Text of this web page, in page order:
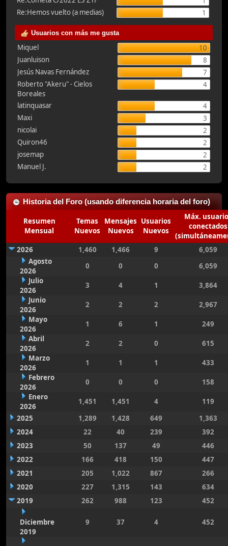
Re:Hemos vuelto (a medias)
1
Usuarios con más me gusta
Miquel
10
Juanluison
8
Jesús Navas Fernández
7
Roberto "Akeru" - Cielos
Boreales
4
latinquasar
4
Maxi
3
nicolai
2
Quiron46
2
josemap
2
Manuel J.
2
Historia del Foro (usando diferencia horaria del foro)
Resumen
Mensual
Temas
Nuevos
Mensajes
Nuevos
Usuarios
Nuevos
Máx.
conectados
2026
1,460 1,466 9
6,059
Agosto
2026
0 0 0
6,059
Julio
2026
3 4 1
3,864
Junio
2026
2 2 2
2,967
Mayo
2026
1 6 1
249
Abril
2026
2 2 0
615
Marzo
2026
1 1 1
433
Febrero
2026
0 0 0
158
Enero
2026
1,451 1,451 4
119
2025
1,289 1,428 649
1,363
2024
22 40 239
392
2023
50 137 49
446
2022
166 418 150
447
2021
205 1,022 867
266
2020
227 1,315 143
634
2019
262 988 123 452
Diciembre
2019
9 37 4 452